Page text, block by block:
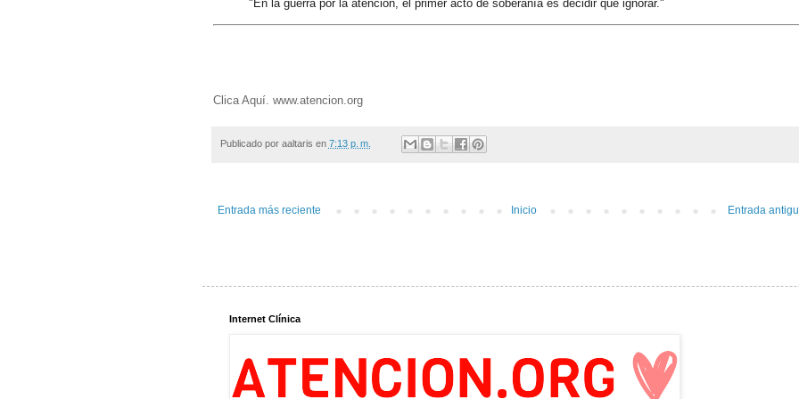
"En la guerra por la atención, el primer acto de soberanía es decidir qué ignorar."
Clica Aquí. www.atencion.org
Publicado por aaltaris en 7:13 p. m.
Entrada más reciente Entrada
Inicio
Internet Clínica